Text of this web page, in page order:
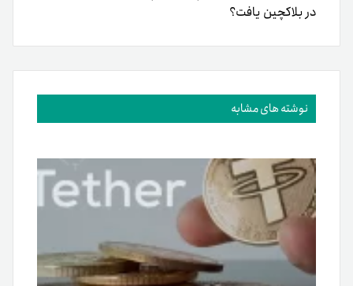
در بلاکچین یافت؟
نوشته های مشابه